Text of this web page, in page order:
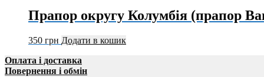
Прапор округу Колумбія (прапор
350 грн Додати в кошик
Оплата і доставка
Повернення і обмін